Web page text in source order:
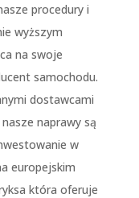
procedury i
wyższym
na swoje
samochodu.
dostawcami
naprawy są
w
europejskim
która oferuje